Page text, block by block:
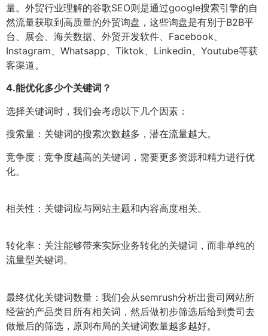
量。外贸行业理解的谷歌SEO则是通过google搜索引擎的自
然流量获取到高质量的外贸询盘，这些询盘是有别于B2B平
台、展会、海关数据、外贸开发软件、Facebook、
Instagram、Whatsapp、Tiktok、Linkedin、Youtube等获
客渠道。
4.能优化多少个关键词？
选择关键词时，我们会考虑以下几个因素：
搜索量：关键词的搜索次数越多，潜在流量越大。
竞争度：竞争度越高的关键词，需要更多资源和精力进行优
化。
相关性：关键词应与网站主题和内容高度相关。
转化率：关注能够带来实际业务转化的关键词，而非单纯的
流量型关键词。
最终优化关键词数量：我们会从semrush分析出贵司网站所
经营的产品类目所有相关词，然后做初步筛选后给到贵司去
做最后的筛选，原则布局的关键词数量越多越好。